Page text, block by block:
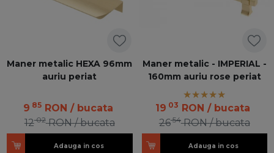
Maner metalic HEXA 96mm
auriu periat
9 85 RON / bucata
1202 RON / bucata
Adauga in cos
Maner metalic - IMPERIAL -
160mm auriu rose periat
19 03 RON / bucata
2654 RON / bucata
Adauga in cos